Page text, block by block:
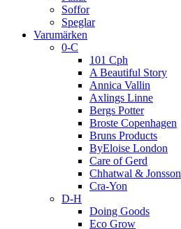
Soffor
Speglar
Varumärken
0-C
101 Cph
A Beautiful Story
Annica Vallin
Axlings Linne
Bergs Potter
Broste Copenhagen
Bruns Products
ByEloise London
Care of Gerd
Chhatwal & Jonsson
Cra-Yon
D-H
Doing Goods
Eco Grow